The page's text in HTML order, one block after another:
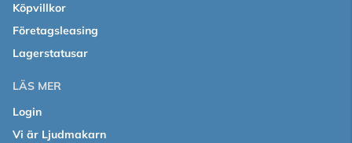
Köpvillkor
Företagsleasing
Lagerstatusar
LÄS MER
Login
Vi är Ljudmakarn